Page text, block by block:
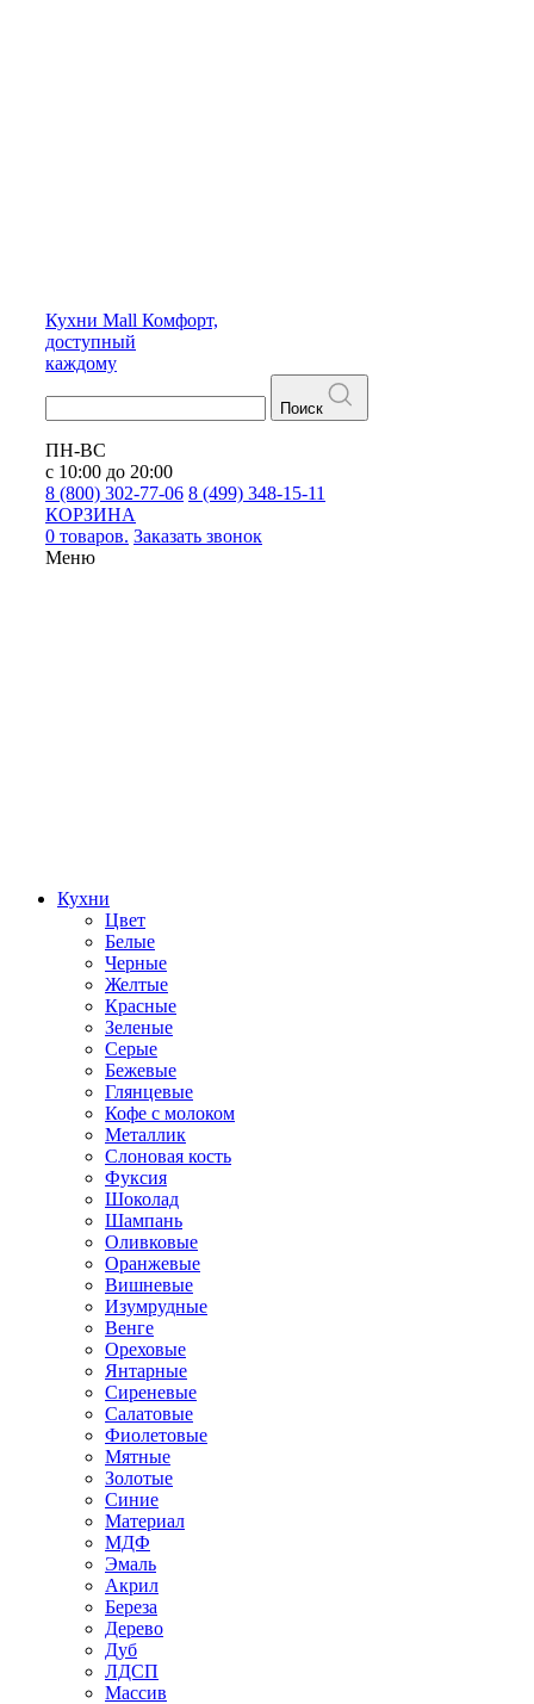
Кухни Mall Комфорт,
доступный
каждому
Поиск
ПН-ВС
с 10:00 до 20:00
8 (800) 302-77-06 8 (499) 348-15-11
КОРЗИНА
0 товаров. Заказать звонок
Меню
Кухни
Цвет
Белые
Черные
Желтые
Красные
Зеленые
Серые
Бежевые
Глянцевые
Кофе с молоком
Металлик
Слоновая кость
Фуксия
Шоколад
Шампань
Оливковые
Оранжевые
Вишневые
Изумрудные
Венге
Ореховые
Янтарные
Сиреневые
Салатовые
Фиолетовые
Мятные
Золотые
Синие
Материал
МДФ
Эмаль
Акрил
Береза
Дерево
Дуб
ЛДСП
Массив